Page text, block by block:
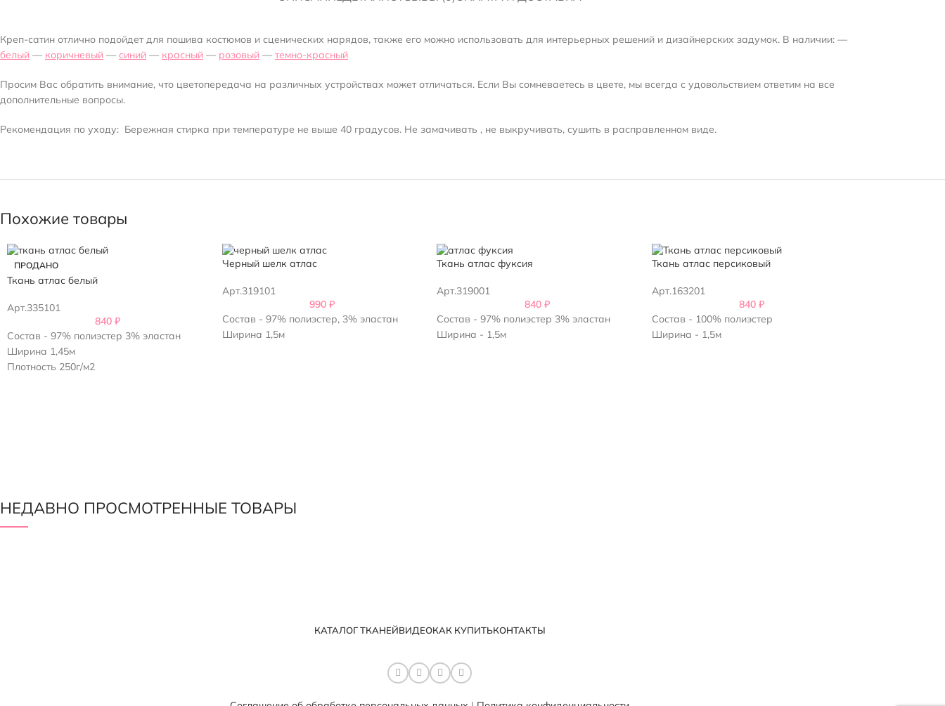
Креп-сатин отлично подойдет для пошива костюмов и сценических нарядов, также его можно использовать для интерьерных решений и дизайнерских задумок. В наличии: —
белый — коричневый — синий — красный — розовый — темно-красный
Просим Вас обратить внимание, что цветопередача на различных устройствах может отличаться. Если Вы сомневаетесь в цвете, мы всегда с удовольствием ответим на все
дополнительные вопросы.
Рекомендация по уходу: Бережная стирка при температуре не выше 40 градусов. Не замачивать , не выкручивать, сушить в расправленном виде.
Похожие товары
ПРОДАНО
Ткань атлас белый
Арт.335101
840 ₽
Состав - 97% полиэстер 3% эластан
Ширина 1,45м
Плотность 250г/м2
Черный шелк атлас
Арт.319101
990₽
Состав - 97% полиэстер, 3% эластан
Ширина 1,5м
Ткань атлас фуксия
Арт.319001
840 ₽
Состав - 97% полиэстер 3% эластан
Ширина - 1,5м
Ткань атлас персиковый
Арт.163201
840₽
Состав - 100% полиэстер
Ширина - 1,5м
НЕДАВНО ПРОСМОТРЕННЫЕ ТОВАРЫ
КАТАЛОГ ТКАНЕЙВИДЕОКАК КУПИТЬКОНТАКТЫ